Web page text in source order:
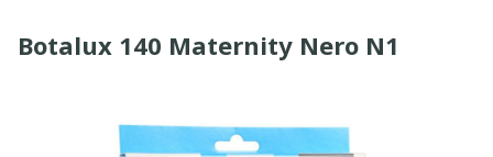
Botalux 140 Maternity Nero N1